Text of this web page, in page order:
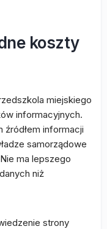
koszty
miejskiego
informacyjnych.
źródłem informacji
samorządowe
ma lepszego
niż
strony